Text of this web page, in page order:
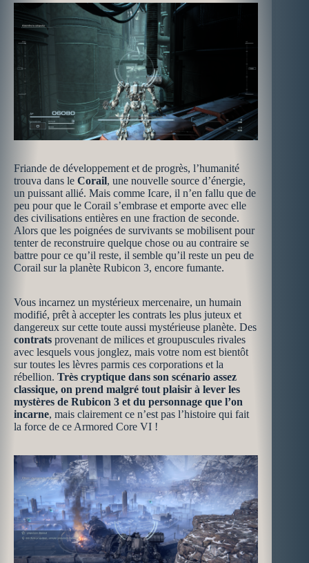
Friande de développement et de progrès, l’humanité
trouva dans le Corail, une nouvelle source d’énergie,
un puissant allié. Mais comme Icare, il n’en fallu que de
peu pour que le Corail s’embrase et emporte avec elle
des civilisations entières en une fraction de seconde.
Alors que les poignées de survivants se mobilisent pour
tenter de reconstruire quelque chose ou au contraire se
battre pour ce qu’il reste, il semble qu’il reste un peu de
Corail sur la planète Rubicon 3, encore fumante.
Vous incarnez un mystérieux mercenaire, un humain
modifié, prêt à accepter les contrats les plus juteux et
dangereux sur cette toute aussi mystérieuse planète. Des
contrats provenant de milices et groupuscules rivales
avec lesquels vous jonglez, mais votre nom est bientôt
sur toutes les lèvres parmis ces corporations et la
rébellion. Très cryptique dans son scénario assez
classique, on prend malgré tout plaisir à lever les
mystères de Rubicon 3 et du personnage que l’on
incarne, mais clairement ce n’est pas l’histoire qui fait
la force de ce Armored Core VI !